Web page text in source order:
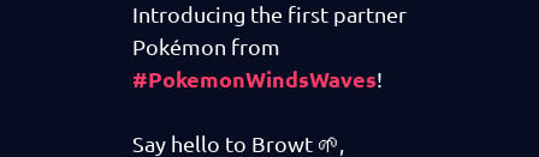
Introducing the first partner
Pokémon from
#PokemonWindsWaves!
Say hello to Browt 🌱,